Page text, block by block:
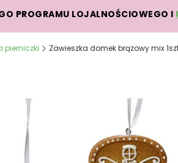
PROGRAMU LOJALNOŚCIOWEGO I
pierniczki Zawieszka domek brązowy mix